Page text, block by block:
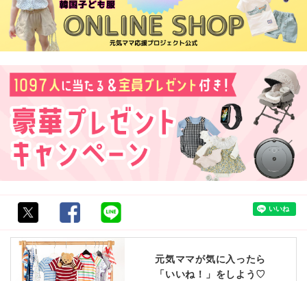
元気ママが気に入ったら
「いいね！」をしよう♡